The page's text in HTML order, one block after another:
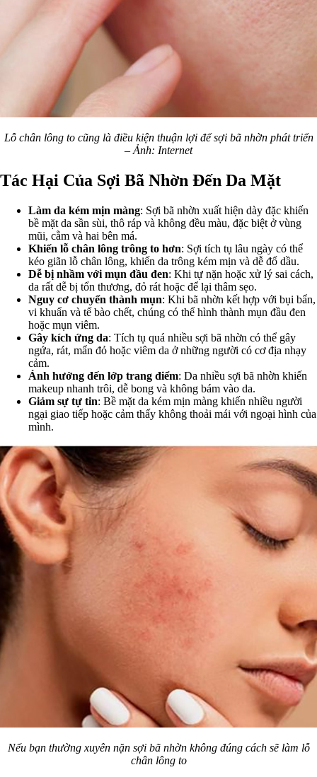
Lỗ chân lông to cũng là điều kiện thuận lợi để sợi bã nhờn phát triển
– Ảnh: Internet
Tác Hại Của Sợi Bã Nhờn Đến Da Mặt
Làm da kém mịn màng: Sợi bã nhờn xuất hiện dày đặc khiến
bề mặt da sần sùi, thô ráp và không đều màu, đặc biệt ở vùng
mũi, cằm và hai bên má.
Khiến lỗ chân lông trông to hơn: Sợi tích tụ lâu ngày có thể
kéo giãn lỗ chân lông, khiến da trông kém mịn và dễ đổ dầu.
Dễ bị nhầm với mụn đầu đen: Khi tự nặn hoặc xử lý sai cách,
da rất dễ bị tổn thương, đỏ rát hoặc để lại thâm sẹo.
Nguy cơ chuyển thành mụn: Khi bã nhờn kết hợp với bụi bẩn,
vi khuẩn và tế bào chết, chúng có thể hình thành mụn đầu đen
hoặc mụn viêm.
Gây kích ứng da: Tích tụ quá nhiều sợi bã nhờn có thể gây
ngứa, rát, mẩn đỏ hoặc viêm da ở những người có cơ địa nhạy
cảm.
Ảnh hưởng đến lớp trang điểm: Da nhiều sợi bã nhờn khiến
makeup nhanh trôi, dễ bong và không bám vào da.
Giảm sự tự tin: Bề mặt da kém mịn màng khiến nhiều người
ngại giao tiếp hoặc cảm thấy không thoải mái với ngoại hình của
mình.
Nếu bạn thường xuyên nặn sợi bã nhờn không đúng cách sẽ làm lỗ
chân lông to